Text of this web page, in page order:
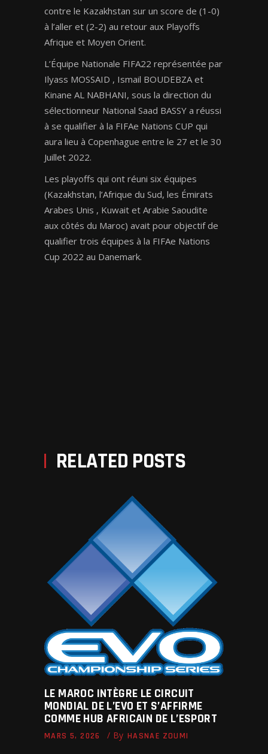
contre le Kazakhstan sur un score de (1-0)
à l’aller et (2-2) au retour aux Playoffs
Afrique et Moyen Orient.
L’Équipe Nationale FIFA22 représentée par
Ilyass MOSSAID , Ismail BOUDEBZA et
Kinane AL NABHANI, sous la direction du
sélectionneur National Saad BASSY a réussi
à se qualifier à la FIFAe Nations CUP qui
aura lieu à Copenhague entre le 27 et le 30
Juillet 2022.
Les playoffs qui ont réuni six équipes
(Kazakhstan, l’Afrique du Sud, les Émirats
Arabes Unis , Kuwait et Arabie Saoudite
aux côtés du Maroc) avait pour objectif de
qualifier trois équipes à la FIFAe Nations
Cup 2022 au Danemark.
RELATED POSTS
LE MAROC INTÈGRE LE CIRCUIT
MONDIAL DE L’EVO ET S’AFFIRME
COMME HUB AFRICAIN DE L’ESPORT
MARS 5, 2026 By HASNAE ZOUMI